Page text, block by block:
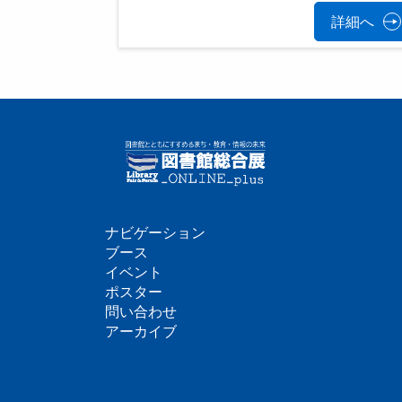
詳細へ
フ
ッ
タ
ナビゲーション
ブース
イベント
ポスター
問い合わせ
アーカイブ